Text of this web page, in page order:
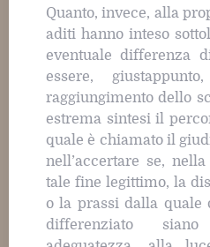
Quanto, invece, alla
aditi hanno inteso
eventuale differenza
essere,
raggiungimento dello
estrema sintesi il
quale è chiamato il
nell’accertare se,
tale fine legittimo, la
o la prassi dalla quale
differenziato